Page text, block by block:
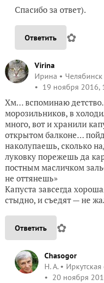
Спасибо за ответ).
Ответить ✿
Virina
Ирина
Челябинск
19 ноября 2016,
Хм… вспоминаю
морозильников, в
много, вот и хранили
открытом балконе…
наколупаешь, сколько
луковку порежешь да
постным масличком
не оттянешь»
Капуста завсегда
стыдно, и съедят — не
Ответить ✿
Chasogor
Н. А.
Иркутская
20 ноября